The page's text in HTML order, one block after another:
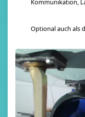
Kommunikation,
Optional auch als